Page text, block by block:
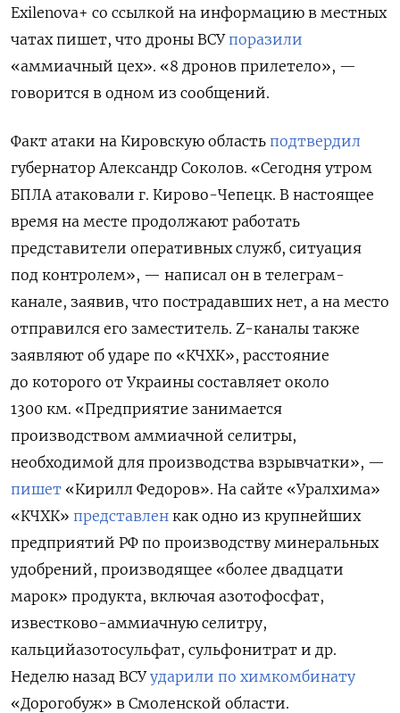
Exilenova+ со ссылкой на информацию в местных
чатах пишет, что дроны ВСУ поразили
«аммиачный цех». «8 дронов прилетело», —
говорится в одном из сообщений.
Факт атаки на Кировскую область подтвердил
губернатор Александр Соколов. «Сегодня утром
БПЛА атаковали г. Кирово-Чепецк. В настоящее
время на месте продолжают работать
представители оперативных служб, ситуация
под контролем», — написал он в телеграм-
канале, заявив, что пострадавших нет, а на место
отправился его заместитель. Z-каналы также
заявляют об ударе по «КЧХК», расстояние
до которого от Украины составляет около
1300 км. «Предприятие занимается
производством аммиачной селитры,
необходимой для производства взрывчатки», —
пишет «Кирилл Федоров». На сайте «Уралхима»
«КЧХК» представлен как одно из крупнейших
предприятий РФ по производству минеральных
удобрений, производящее «более двадцати
марок» продукта, включая азотофосфат,
известково-аммиачную селитру,
кальцийазотосульфат, сульфонитрат и др.
Неделю назад ВСУударили по химкомбинату
«Дорогобуж» в Смоленской области.